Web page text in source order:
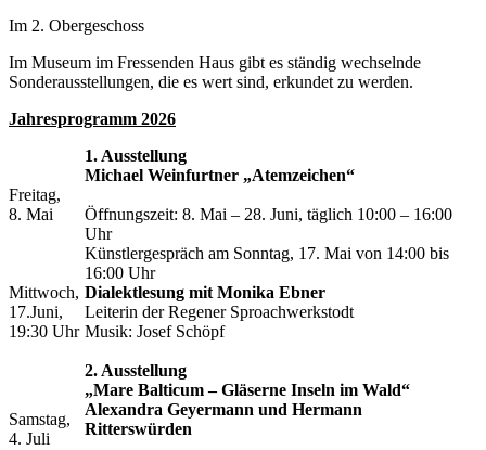
Im 2. Obergeschoss
Im Museum im Fressenden Haus gibt es ständig wechselnde
Sonderausstellungen, die es wert sind, erkundet zu werden.
Jahresprogramm 2026
Freitag,
8. Mai
1. Ausstellung
Michael Weinfurtner „Atemzeichen“
Öffnungszeit: 8. Mai – 28. Juni, täglich 10:00 – 16:00
Uhr
Künstlergespräch am Sonntag, 17. Mai von 14:00 bis
16:00 Uhr
Mittwoch,
17.Juni,
19:30 Uhr
Dialektlesung mit Monika Ebner
Leiterin der Regener Sproachwerkstodt
Musik: Josef Schöpf
Samstag,
4. Juli
2. Ausstellung
„Mare Balticum – Gläserne Inseln im Wald“
Alexandra Geyermann und Hermann
Ritterswürden